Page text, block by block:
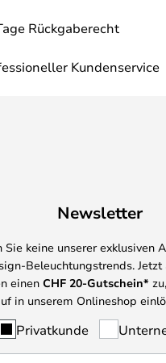
Rückgaberecht
Kundenservice
Newsletter
Sie keine unserer exklusiven
Beleuchtungstrends.
einen CHF 20-Gutschein*
in unserem Onlineshop
Privatkunde